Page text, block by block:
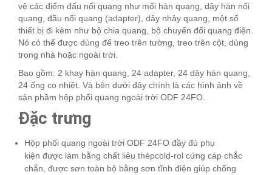
vệ các điểm đấu nối quang như mối hàn quang, dây hàn nối
quang, đầu nối quang (adapter), dây nhảy quang, một số
thiết bị đi kèm như bộ chia quang, bộ chuyển đổi quang điện.
Nó có thể được dùng để treo trên tường, treo trên cột, dùng
trong nhà hoặc ngoài trời.
Bao gồm: 2 khay hàn quang, 24 adapter, 24 dây hàn quang,
24 ống co nhiệt. Và bên dưới đây chính là các hình ảnh về
sản phầm hộp phối quang ngoài trời ODF 24FO.
Đặc trưng
Hộp phối quang ngoài trời ODF 24FO đầy đủ phụ
kiện được làm bằng chất liêu thépcold-rol cứng cáp chắc
chắn, được sơn toàn bộ bằng sơn tĩnh điện giúp chống